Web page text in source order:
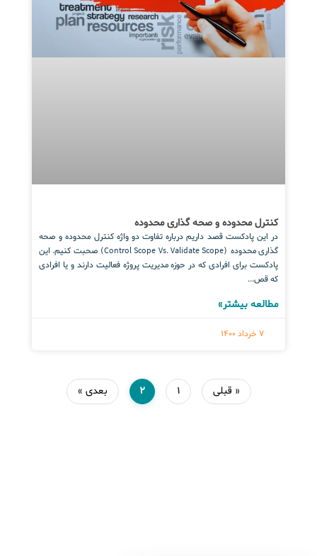
کنترل محدوده و صحه گذاری محدوده
در این پادکست قصد داریم درباره تفاوت دو واژه کنترل محدوده و صحه
گذاری محدوده (Control Scope Vs. Validate Scope) صحبت کنیم. این
پادکست برای افرادی که در حوزه مدیریت پروژه فعالیت دارند و یا افرادی
که قص...
مطالعه بیشتر»
7 خرداد 1400
« قبلی 1
2 بعدی »